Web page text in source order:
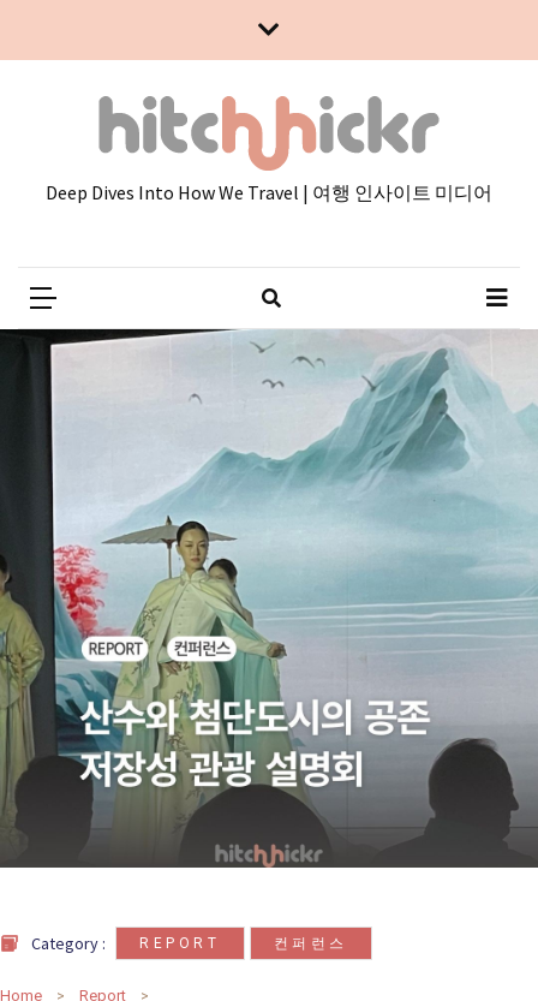
카
테
고
리
Deep Dives Into How We Travel | 여행 인사이트 미디어
Category : REPORT 컨퍼런스
Home
Report